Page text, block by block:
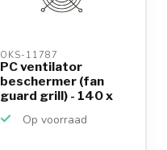
OKS-11787
PC ventilator
beschermer (fan
guard grill) - 140 x
Op voorraad